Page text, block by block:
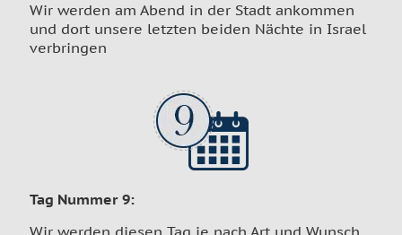
Wir werden am Abend in der Stadt ankommen
und dort unsere letzten beiden Nächte in Israel
verbringen
Tag Nummer 9: